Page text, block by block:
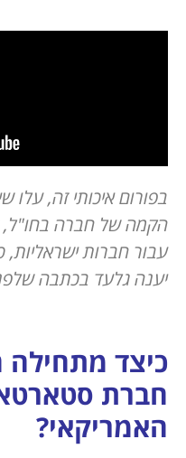
בפורום איכותי זה, עלו
הקמה של חברה בחו"ל,
עבור חברות
יענה גלעד בכתבה
כיצד
חברת
האמריקאי?